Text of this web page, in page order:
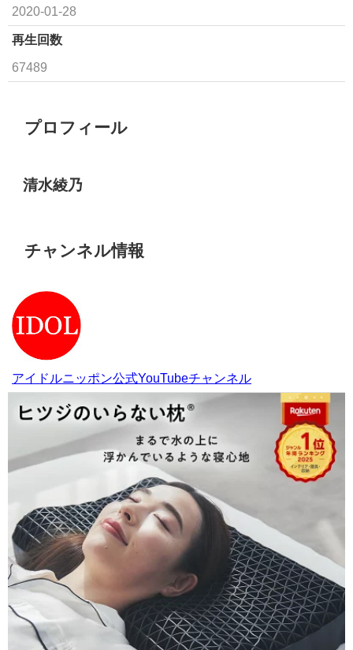
2020-01-28
再生回数
67489
プロフィール
清水綾乃
チャンネル情報
アイドルニッポン公式YouTubeチャンネル